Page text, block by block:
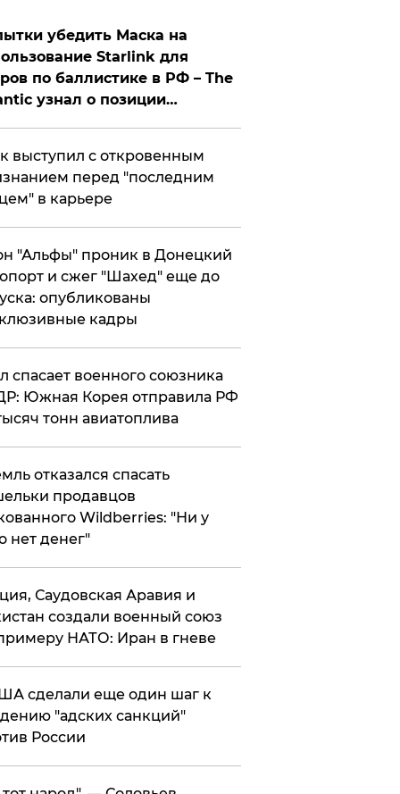
убедить Маска на
Starlink для
по баллистике в РФ – The
узнал о позиции
выступил с откровенным
перед "последним
в карьере
"Альфы" проник в Донецкий
и сжег "Шахед" еще до
опубликованы
кадры
спасает военного союзника
Южная Корея отправила РФ
тонн авиатоплива
отказался спасать
продавцов
Wildberries: "Ни у
нет денег"
Саудовская Аравия и
создали военный союз
НАТО: Иран в гневе
сделали еще один шаг к
"адских санкций"
России